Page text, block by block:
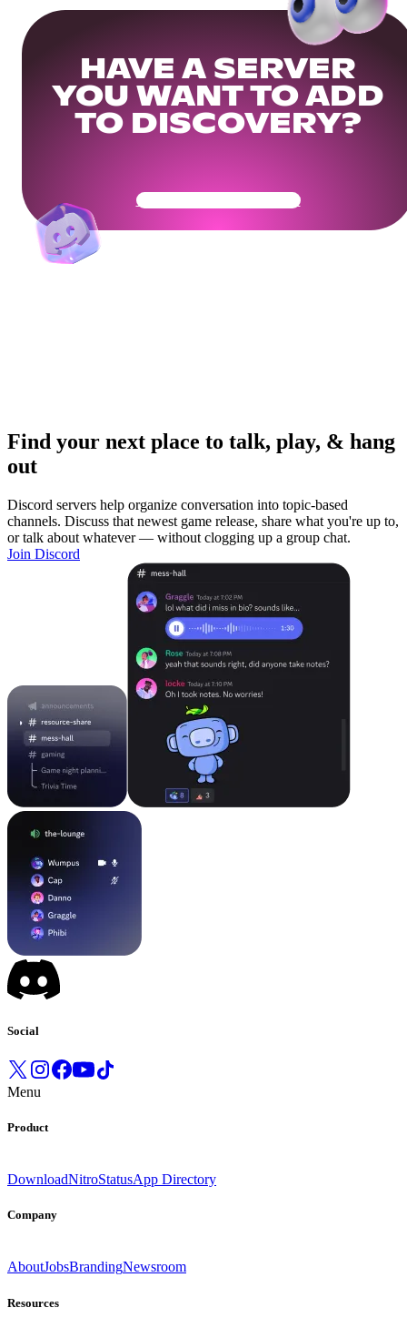
HAVE A SERVER
YOU WANT TO ADD
TO DISCOVERY?
Get Your Community Ready
Find your next place to talk, play, & hang
out
Discord servers help organize conversation into topic-based
channels. Discuss that newest game release, share what you're up to,
or talk about whatever — without clogging up a group chat.
Join Discord
Social
Menu
Product
DownloadNitroStatusApp Directory
Company
AboutJobsBrandingNewsroom
Resources